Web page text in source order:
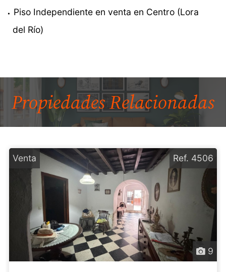
Piso Independiente en venta en Centro (Lora
del Río)
PropiedadesRelacionadas
Venta
9
Ref. 4506